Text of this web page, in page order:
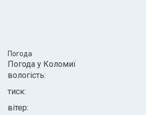
Погода
Погода у Коломиї
вологість:
тиск:
вітер: